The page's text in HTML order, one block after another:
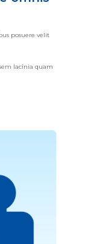
posuere velit
lacinia quam